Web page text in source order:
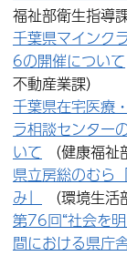
福祉部衛生指導課
千葉県マインク
6の開催について
不動産業課）
千葉県在宅医療
ラ相談センター
いて （健康福祉
県立房総のむら
み」
（環境生活
第76回“社会を
間における県庁